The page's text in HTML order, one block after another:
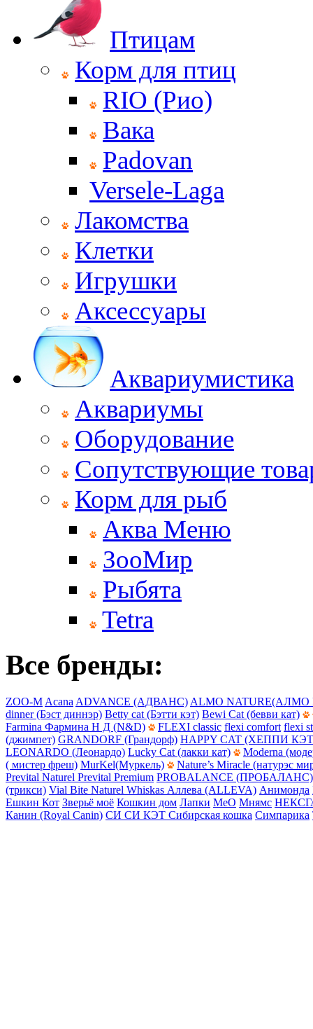
Птицам
Корм для птиц
RIO (Рио)
Вака
Padovan
Versele-Laga
Лакомства
Клетки
Игрушки
Аксессуары
Аквариумистика
Аквариумы
Оборудование
Сопутствующие
Корм для рыб
Аква Меню
ЗооМир
Рыбята
Tetra
Все бренды:
ZOO-M Acana ADVANCE (АДВАНС) ALMO
dinner (Бэст диннэр) Betty cat (Бэтти кэт) Bewi Cat (бевви кат)
Farmina Фармина Н Д (N&D)
FLEXI classic flexi comfort flexi
(джимпет) GRANDORF (Грандорф) HAPPY CAT (ХЕППИ
LEONARDO (Леонардо) Lucky Cat (лакки кат)
Moderna
( мистер фреш) MurKel(Муркель)
Nature’s Miracle (натурэс
Prevital Naturel Prevital Premium PROBALANCE (ПРОБАЛАНС)
(трикси) Vial Bite Naturel Whiskas Аллева (ALLEVA) Анимонда
Ешкин Кот Зверьё моё Кошкин дом Лапки МеО Мнямс
Канин (Royal Canin) СИ СИ КЭТ Сибирская кошка Симпарика